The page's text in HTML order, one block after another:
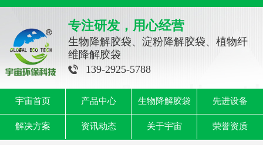
专注研发，用心经营
生物降解胶袋、淀粉降解胶袋、植物纤
维降解胶袋
139-2925-5788
宇宙首页 产品中心 生物降解胶袋 先进设备
解决方案 资讯动态 关于宇宙 荣誉资质